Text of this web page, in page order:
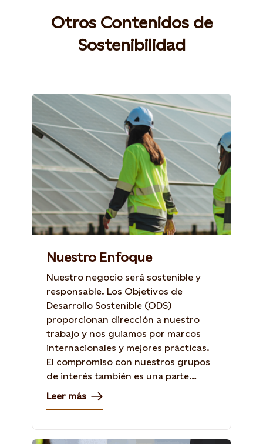
Otros Contenidos de
Sostenibilidad
Nuestro Enfoque
Nuestro negocio será sostenible y
responsable. Los Objetivos de
Desarrollo Sostenible (ODS)
proporcionan dirección a nuestro
trabajo y nos guiamos por marcos
internacionales y mejores prácticas.
El compromiso con nuestros grupos
de interés también es una parte
esencial de nuestro enfoque.
Leer más